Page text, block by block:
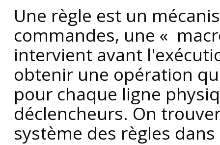
Une règle est un
commandes, une «
intervient avant
obtenir une opération
pour chaque ligne
déclencheurs. On
système des règles dans